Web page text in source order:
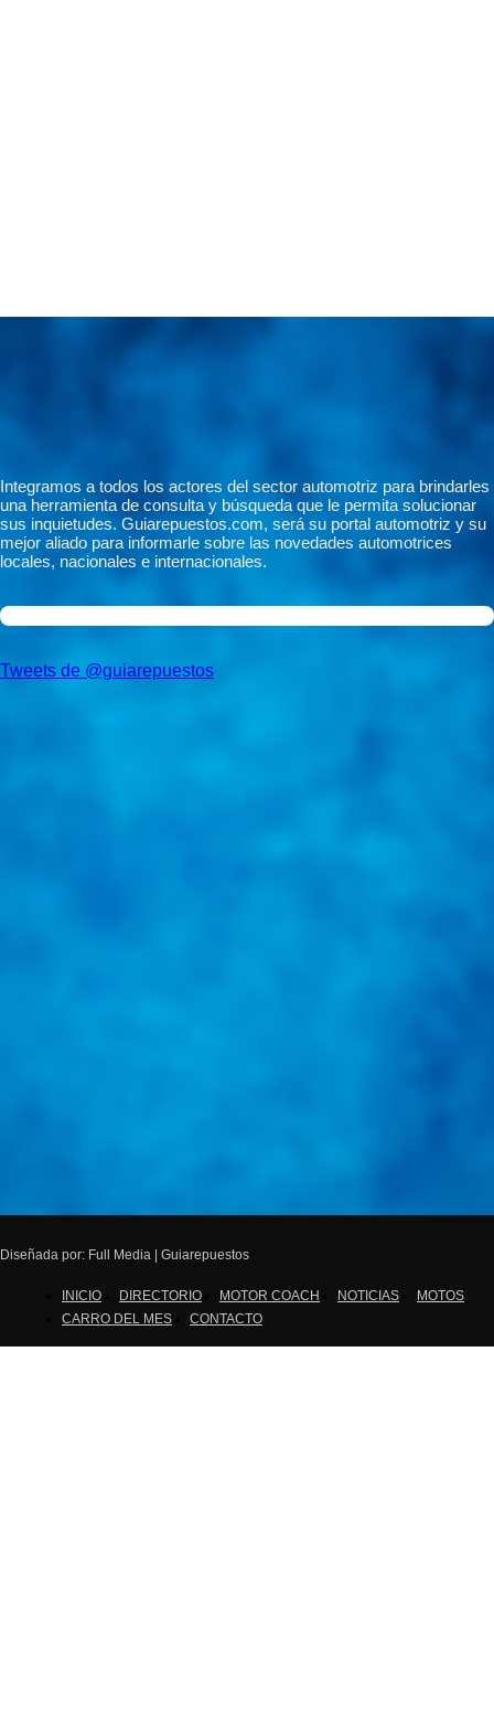
Integramos a todos los actores del sector automotriz para brindarles
una herramienta de consulta y búsqueda que le permita solucionar
sus inquietudes. Guiarepuestos.com, será su portal automotriz y su
mejor aliado para informarle sobre las novedades automotrices
locales, nacionales e internacionales.
Tweets de @guiarepuestos
Diseñada por: Full Media | Guiarepuestos
INICIO DIRECTORIO MOTOR COACH NOTICIAS
MOTOS
CARRO DEL MES
CONTACTO